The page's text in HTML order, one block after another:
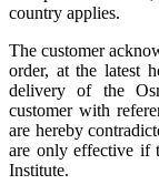
country applies.
The customer
order, at the latest
delivery of the
customer with
are hereby
are only effective if
Institute.